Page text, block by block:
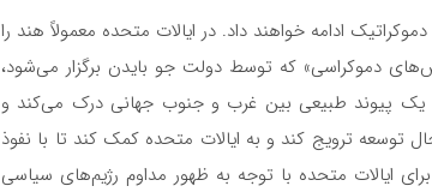
ادامه خواهند داد. در ایالات متحده معمولاً هند را
دموکراسی» که توسط دولت جو بایدن برگزار می‌شود،
یک پیوند طبیعی بین غرب و جنوب جهانی درک می‌کند و
توسعه ترویج کند و به ایالات متحده کمک کند تا با نفوذ
ایالات متحده با توجه به ظهور مداوم رژیم‌های سیاسی